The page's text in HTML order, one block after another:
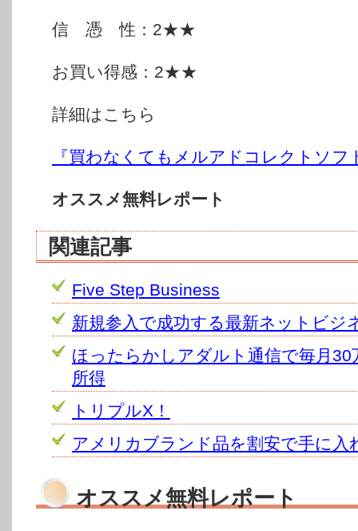
信 憑 性：2★★
お買い得感：2★★
詳細はこちら
『買わなくてもメルアドコレクトソフ
オススメ無料レポート
関連記事
Five Step Business
新規参入で成功する最新ネットビジ
ほったらかしアダルト通信で毎月30
所得
トリプルX！
アメリカブランド品を割安で手に入
オススメ無料レポート